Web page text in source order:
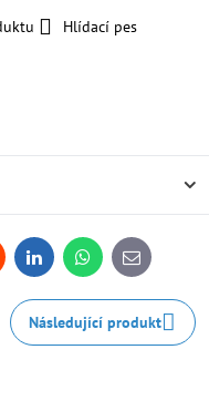
Hlídací pes
LinkedInWhatsApp
E-
mail
Následující produkt